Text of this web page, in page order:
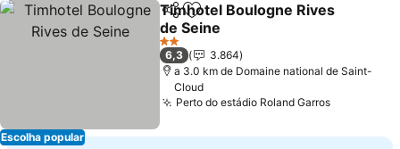
Escolha popular
PartilharAdicionar aos favoritos
Timhotel Boulogne Rives
de Seine
Ver preços
2 Estrelas
6,3
3.864
a 3.0 km de Domaine national de Saint-
Cloud
Perto do estádio Roland GarrosVer